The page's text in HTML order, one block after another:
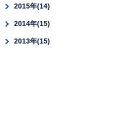
2015年 14
2014年 15
2013年 15